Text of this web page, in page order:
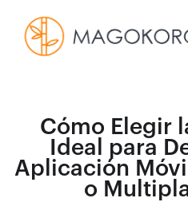
Cómo Elegir
Ideal para
Aplicación
o